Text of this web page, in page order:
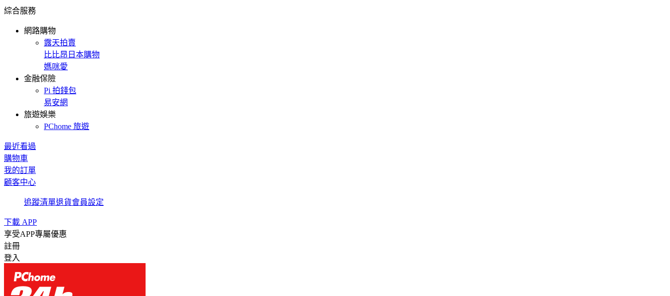
綜合服務
網路購物
露天拍賣
比比昂日本購物
媽咪愛
金融保險
Pi 拍錢包
易安網
旅遊娛樂
PChome 旅遊
最近看過
購物車
我的訂單
顧客中心
追蹤清單退貨會員設定
下載 APP
享受APP專屬優惠
註冊
登入